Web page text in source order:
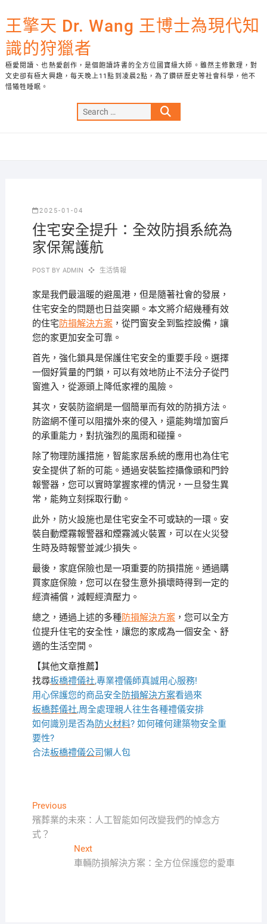
to
content
王擎天 Dr. Wang 王博士為現代知
識的狩獵者
極愛閱讀、也熱愛創作，是個飽讀詩書的全方位國寶級大師。雖然主修數理，對
文史卻有極大興趣，每天晚上11點到凌晨2點，為了鑽研歷史等社會科學，他不
惜犧牲睡眠。
Search
…
2025-01-04
住宅安全提升：全效防損系統為
家保駕護航
POST BY ADMIN 生活情報
家是我們最溫暖的避風港，但是隨著社會的發展，
住宅安全的問題也日益突顯。本文將介紹幾種有效
的住宅防損解決方案，從門窗安全到監控設備，讓
您的家更加安全可靠。
首先，強化鎖具是保護住宅安全的重要手段。選擇
一個好質量的門鎖，可以有效地防止不法分子從門
窗進入，從源頭上降低家裡的風險。
其次，安裝防盜網是一個簡單而有效的防損方法。
防盜網不僅可以阻擋外來的侵入，還能夠增加窗戶
的承重能力，對抗強烈的風雨和碰撞。
除了物理防護措施，智能家居系統的應用也為住宅
安全提供了新的可能。通過安裝監控攝像頭和門鈴
報警器，您可以實時掌握家裡的情況，一旦發生異
常，能夠立刻採取行動。
此外，防火設施也是住宅安全不可或缺的一環。安
裝自動煙霧報警器和煙霧滅火裝置，可以在火災發
生時及時報警並減少損失。
最後，家庭保險也是一項重要的防損措施。通過購
買家庭保險，您可以在發生意外損壞時得到一定的
經濟補償，減輕經濟壓力。
總之，通過上述的多種防損解決方案，您可以全方
位提升住宅的安全性，讓您的家成為一個安全、舒
適的生活空間。
【其他文章推薦】
找尋板橋禮儀社,專業禮儀師真誠用心服務!
用心保護您的商品安全防損解決方案看過來
板橋葬儀社,周全處理親人往生各種禮儀安排
如何識別是否為防火材料? 如何確何建築物安全重
要性?
合法板橋禮儀公司懶人包
文
章
PreviousPrevious
post:
殯葬業的未來：人工智能如何改變我們的悼念方
式？
NextNext
post:
車輛防損解決方案：全方位保護您的愛車